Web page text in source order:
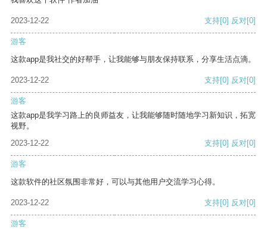
2023-12-22 支持[0] 反对[0]
游客
这款app是我社交的好帮手，让我能够与朋友保持联系，分享生活点滴。
2023-12-22 支持[0] 反对[0]
游客
这款app是我学习路上的良师益友，让我能够随时随地学习新知识，拓宽
视野。
2023-12-22
支持[0] 反对[0]
游客
这款软件的社区氛围非常好，可以与其他用户交流学习心得。
2023-12-22 支持[0] 反对[0]
游客